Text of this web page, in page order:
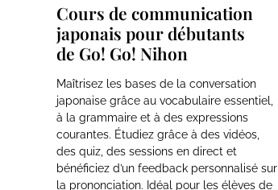
Cours de communication
japonais pour débutants
de Go! Go! Nihon
Maîtrisez les bases de la conversation
japonaise grâce au vocabulaire essentiel,
à la grammaire et à des expressions
courantes. Étudiez grâce à des vidéos,
des quiz, des sessions en direct et
bénéficiez d’un feedback personnalisé sur
la prononciation. Idéal pour les élèves de